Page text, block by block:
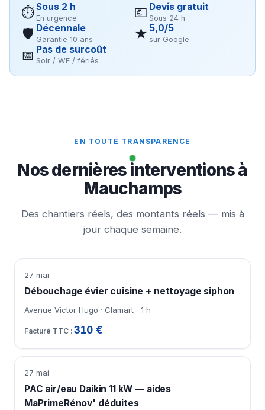
⏱Sous 2 h
En urgence 💶 Devis gratuit
Sous 24 h
🛡 Décennale
Garantie 10 ans ★ 5,0/5
sur Google
📅 Pas de surcoût
Soir / WE / fériés
EN TOUTE TRANSPARENCE
Nos dernières interventions à
Mauchamps
Des chantiers réels, des montants réels — mis à
jour chaque semaine.
27 mai
Débouchage évier cuisine + nettoyage siphon
Avenue Victor Hugo · Clamart 1 h
310 €
27 mai
PAC air/eau Daikin 11 kW — aides
MaPrimeRénov' déduites